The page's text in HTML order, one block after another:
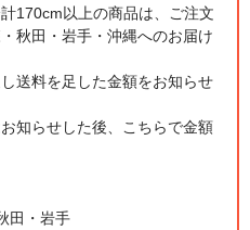
170cm以上の商品は、ご注文
秋田・岩手・沖縄へのお届け
送料を足した金額をお知らせ
知らせした後、こちらで金額
田・岩手